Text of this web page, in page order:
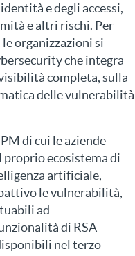
e degli accessi,
e altri rischi. Per
organizzazioni si
che integra
completa, sulla
delle vulnerabilità
di cui le aziende
ecosistema di
artificiale,
le vulnerabilità,
ad
di RSA
nel terzo